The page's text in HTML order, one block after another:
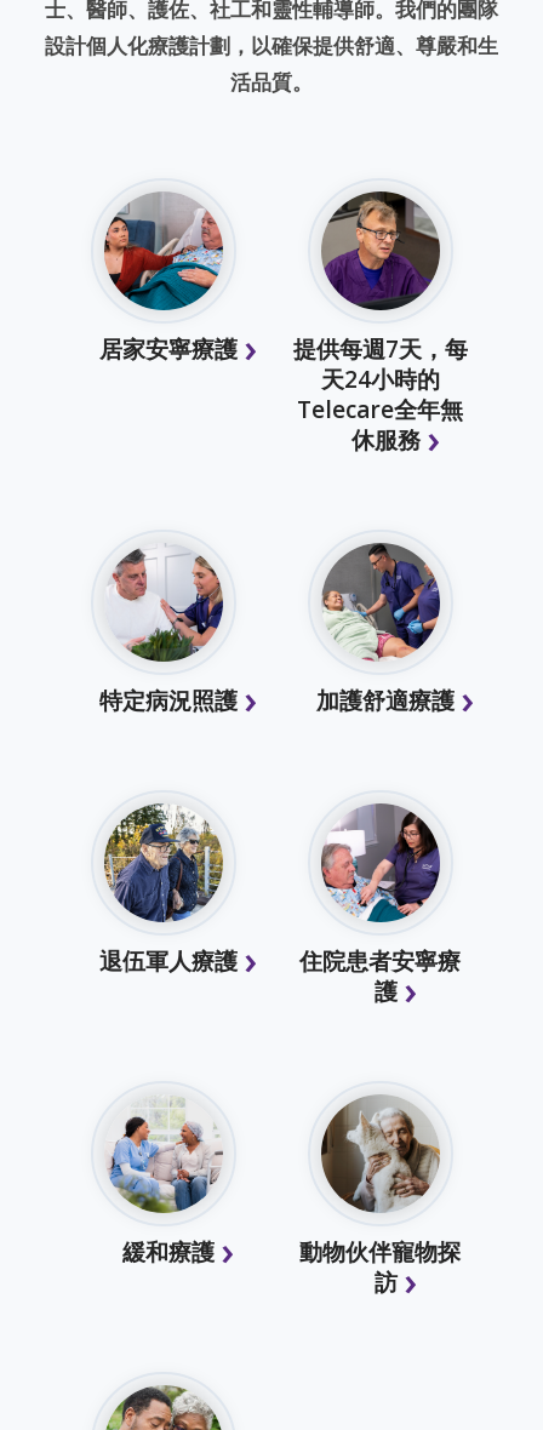
士、醫師、護佐、社工和靈性輔導師。我們的團隊
設計個人化療護計劃，以確保提供舒適、尊嚴和生
活品質。
居家安寧療護
提供每週7天，每
天24小時的
Telecare全年無
休服務
特定病況照護 加護舒適療護
退伍軍人療護
住院患者安寧療
護
緩和療護
動物伙伴寵物探
訪